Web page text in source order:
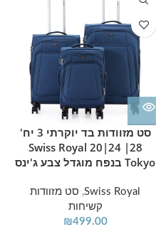
סט מזוודות בד יוקרתי 3 יח'
28| 24|20 Swiss Royal
Tokyo בנפח מוגדל צבע ג'ינס
Swiss Royal
, סט מזוודות
קשיחות
₪499.00